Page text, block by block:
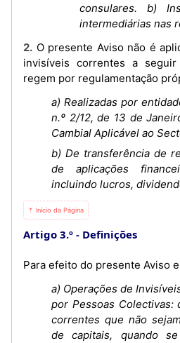
consulares. b)
intermediárias nas
2. O presente Aviso não é aplicável às operações de
invisíveis correntes a
regem por regulamentação
a) Realizadas por
n.º 2/12, de 13 de
Cambial Aplicável ao
b) De transferência de
de aplicações
incluindo lucros,
⇡ Início da Página
Artigo 3.º Definições
Para efeito do presente Aviso
a) Operações de
por Pessoas Colectivas:
correntes que não
de capitais, quando